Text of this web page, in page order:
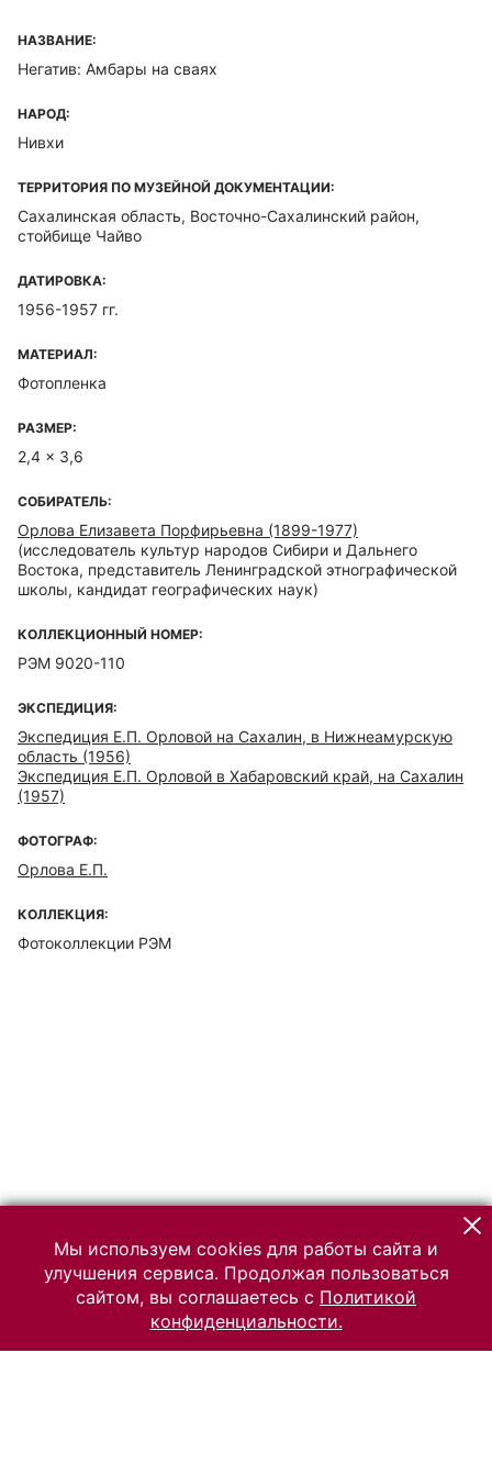
НАЗВАНИЕ:
Негатив: Амбары на сваях
НАРОД:
Нивхи
ТЕРРИТОРИЯ ПО МУЗЕЙНОЙ ДОКУМЕНТАЦИИ:
Сахалинская область, Восточно-Сахалинский район,
стойбище Чайво
ДАТИРОВКА:
1956-1957 гг.
МАТЕРИАЛ:
Фотопленка
РАЗМЕР:
2,4 x 3,6
СОБИРАТЕЛЬ:
Орлова Елизавета Порфирьевна (1899-1977)
(исследователь культур народов Сибири и Дальнего
Востока, представитель Ленинградской этнографической
школы, кандидат географических наук)
КОЛЛЕКЦИОННЫЙ НОМЕР:
РЭМ 9020-110
ЭКСПЕДИЦИЯ:
Экспедиция Е.П. Орловой на Сахалин, в Нижнеамурскую
область (1956)
Экспедиция Е.П. Орловой в Хабаровский край, на Сахалин
(1957)
ФОТОГРАФ:
Орлова Е.П.
КОЛЛЕКЦИЯ:
Фотоколлекции РЭМ
Мы используем cookies для работы сайта и
улучшения сервиса. Продолжая пользоваться
сайтом, вы соглашаетесь с Политикой
конфиденциальности.